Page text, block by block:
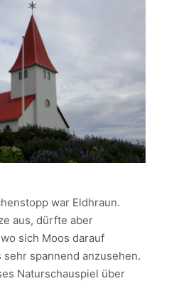
war Eldhraun.
aus, dürfte aber
sich Moos darauf
spannend anzusehen.
Naturschauspiel über